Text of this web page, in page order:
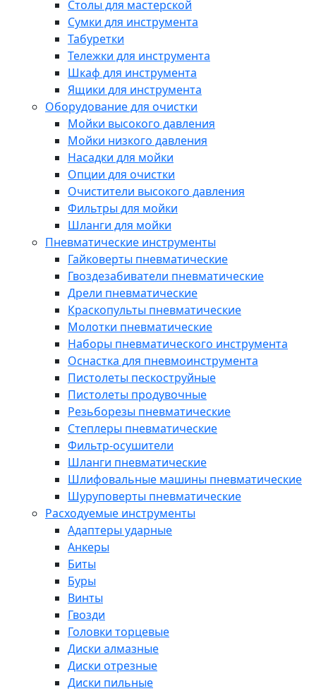
Столы для мастерской
Сумки для инструмента
Табуретки
Тележки для инструмента
Шкаф для инструмента
Ящики для инструмента
Оборудование для очистки
Мойки высокого давления
Мойки низкого давления
Насадки для мойки
Опции для очистки
Очистители высокого давления
Фильтры для мойки
Шланги для мойки
Пневматические инструменты
Гайковерты пневматические
Гвоздезабиватели пневматические
Дрели пневматические
Краскопульты пневматические
Молотки пневматические
Наборы пневматического инструмента
Оснастка для пневмоинструмента
Пистолеты пескоструйные
Пистолеты продувочные
Резьборезы пневматические
Степлеры пневматические
Фильтр-осушители
Шланги пневматические
Шлифовальные машины пневматические
Шуруповерты пневматические
Расходуемые инструменты
Адаптеры ударные
Анкеры
Биты
Буры
Винты
Гвозди
Головки торцевые
Диски алмазные
Диски отрезные
Диски пильные